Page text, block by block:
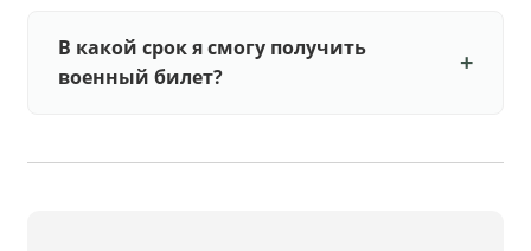
В какой срок я смогу получить
военный билет?